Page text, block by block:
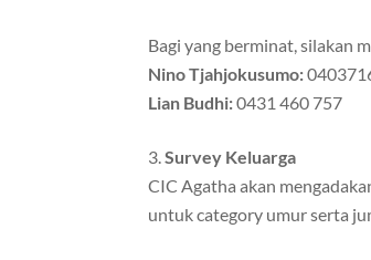
Bagi yang berminat, silakan
Nino Tjahjokusumo:
Lian Budhi:0431 460 757
Survey Keluarga
CIC Agatha akan
untuk category umur serta